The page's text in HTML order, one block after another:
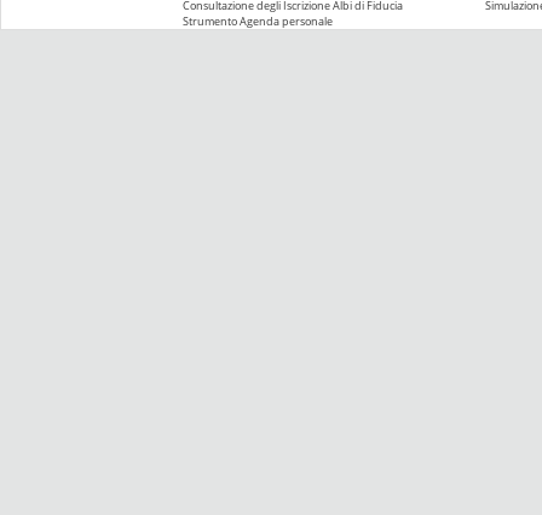
Consultazione degli Iscrizione Albi di Fiducia
Strumento Agenda personale